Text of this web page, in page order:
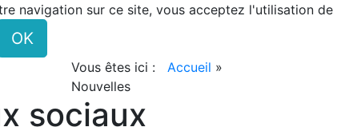
navigation sur ce site, vous acceptez l'utilisation
OK
Vous êtes ici : Accueil »
Nouvelles
sociaux